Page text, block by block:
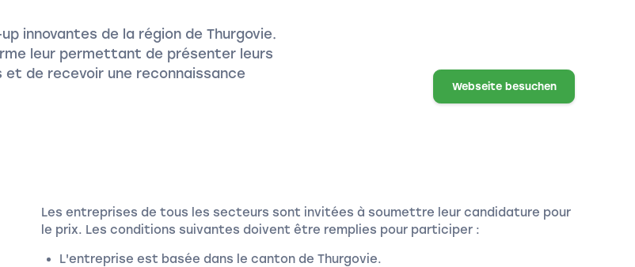
innovantes de la région de Thurgovie.
leur permettant de présenter leurs
de recevoir une reconnaissance
Webseite besuchen
Les entreprises de tous les secteurs sont invitées à soumettre leur candidature pour
le prix. Les conditions suivantes doivent être remplies pour participer :
L'entreprise est basée dans le canton de Thurgovie.